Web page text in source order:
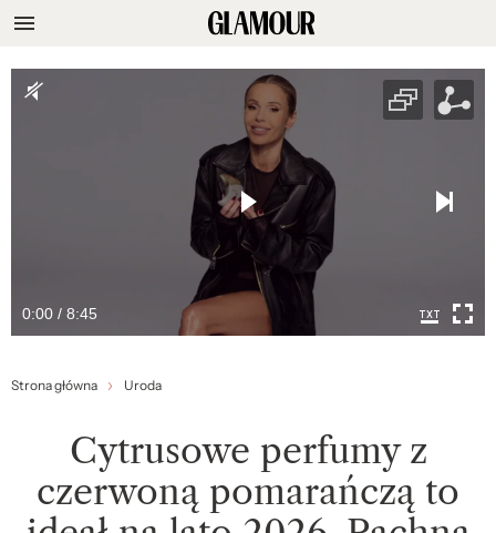
0:00 / 8:45
Strona główna Uroda
Cytrusowe perfumy z
czerwoną pomarańczą to